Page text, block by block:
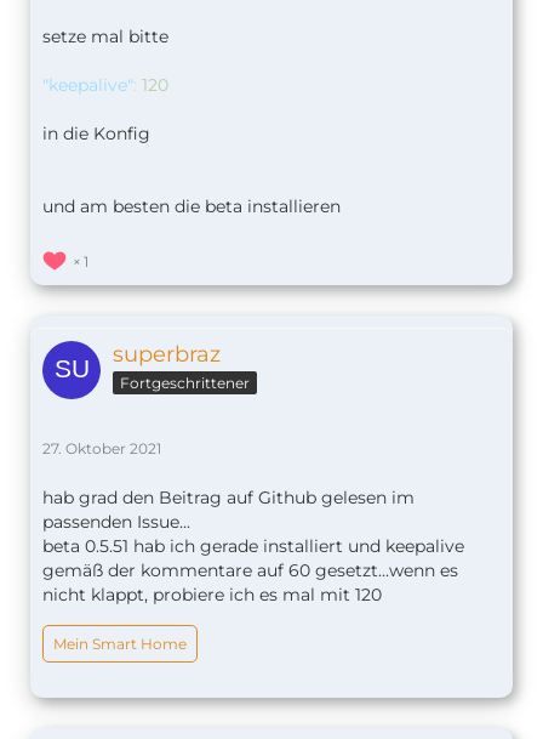
setze mal bitte
"keepalive": 120
in die Konfig
und am besten die beta installieren
1
superbraz
Fortgeschrittener
27. Oktober 2021
hab grad den Beitrag auf Github gelesen im
passenden Issue...
beta 0.5.51 hab ich gerade installiert und keepalive
gemäß der kommentare auf 60 gesetzt...wenn es
nicht klappt, probiere ich es mal mit 120
Mein Smart Home